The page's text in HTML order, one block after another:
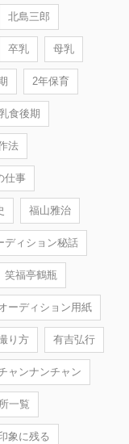
北島三郎
卒乳 母乳
2年保育
食後期
法
仕事
福山雅治
ディション秘話
笑福亭鶴瓶
ーディション用紙
り方 有吉弘行
ャンナンチャン
一覧
象に残る